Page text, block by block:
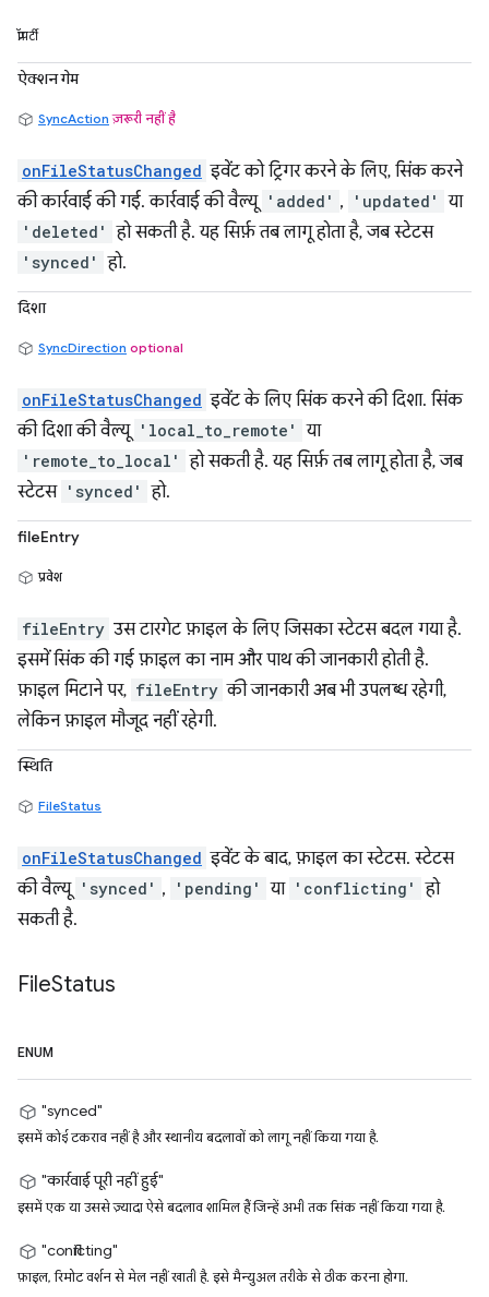
प्रॉपर्टी
ऐक्शन गेम
SyncAction ज़रूरी नहीं है
onFileStatusChanged इवेंट को ट्रिगर करने के लिए, सिंक करने
की कार्रवाई की गई. कार्रवाई की वैल्यू 'added' , 'updated' या
'deleted' हो सकती है. यह सिर्फ़ तब लागू होता है, जब स्टेटस
'synced' हो.
दिशा
SyncDirection optional
onFileStatusChanged इवेंट के लिए सिंक करने की दिशा. सिंक
की दिशा की वैल्यू 'local_to_remote' या
'remote_to_local' हो सकती है. यह सिर्फ़ तब लागू होता है, जब
स्टेटस 'synced' हो.
fileEntry
प्रवेश
fileEntry उस टारगेट फ़ाइल के लिए जिसका स्टेटस बदल गया है.
इसमें सिंक की गई फ़ाइल का नाम और पाथ की जानकारी होती है.
फ़ाइल मिटाने पर, fileEntry की जानकारी अब भी उपलब्ध रहेगी,
लेकिन फ़ाइल मौजूद नहीं रहेगी.
स्थिति
FileStatus
onFileStatusChanged इवेंट के बाद, फ़ाइल का स्टेटस. स्टेटस
की वैल्यू 'synced' , 'pending' या 'conflicting' हो
सकती है.
FileStatus
ENUM
"synced"
इसमें कोई टकराव नहीं है और स्थानीय बदलावों को लागू नहीं किया गया है.
"कार्रवाई पूरी नहीं हुई"
इसमें एक या उससे ज़्यादा ऐसे बदलाव शामिल हैं जिन्हें अभी तक सिंक नहीं किया गया है.
"conflicting"
फ़ाइल, रिमोट वर्शन से मेल नहीं खाती है. इसे मैन्युअल तरीके से ठीक करना होगा.